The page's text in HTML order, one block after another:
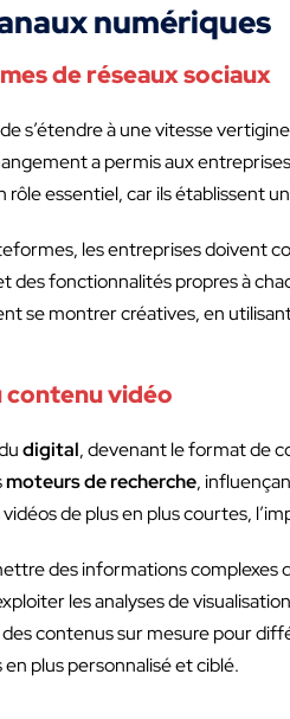
numériques
de réseaux sociaux
s’étendre à une vitesse
a permis aux
rôle essentiel, car ils établissent
les entreprises doivent
des fonctionnalités propres à
se montrer créatives, en
contenu vidéo
digital, devenant le format de
moteurs de recherche,
de plus en plus courtes,
des informations complexes
les analyses de
contenus sur mesure pour
plus personnalisé et ciblé.